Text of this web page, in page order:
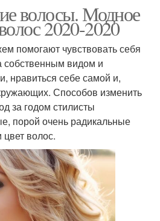
волосы. Модное
2020-2020
помогают чувствовать себя
собственным видом и
нравиться себе самой и,
Способов изменить
за годом стилисты
порой очень радикальные
волос.